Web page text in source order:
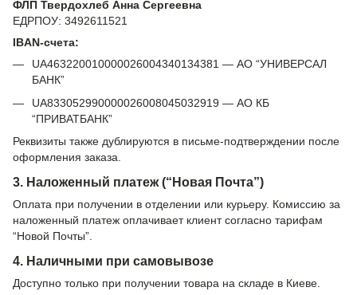
ФЛП Твердохлеб Анна Сергеевна
ЕДРПОУ: 3492611521
IBAN-счета:
UA463220010000026004340134381 — АО “УНИВЕРСАЛ
БАНК”
UA833052990000026008045032919 — АО КБ
“ПРИВАТБАНК”
Реквизиты также дублируются в письме-подтверждении после
оформления заказа.
3. Наложенный платеж (“Новая Почта”)
Оплата при получении в отделении или курьеру. Комиссию за
наложенный платеж оплачивает клиент согласно тарифам
“Новой Почты”.
4. Наличными при самовывозе
Доступно только при получении товара на складе в Киеве.